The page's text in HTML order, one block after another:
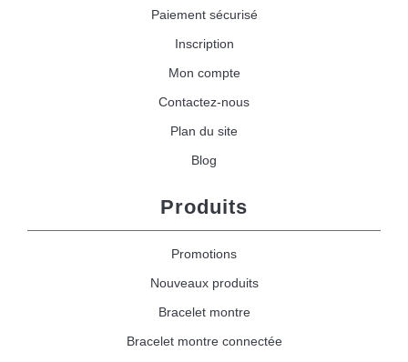
Paiement sécurisé
Inscription
Mon compte
Contactez-nous
Plan du site
Blog
Produits
Promotions
Nouveaux produits
Bracelet montre
Bracelet montre connectée